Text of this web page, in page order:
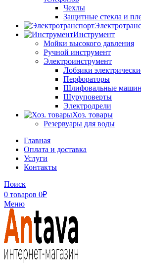
Чехлы
Защитные стекла и
Инструмент
Мойки высокого давления
Ручной инструмент
Электроинструмент
Лобзики
Перфораторы
Шлифовальные
Шуруповерты
Электродрели
Хоз. товары
Резервуары для воды
Главная
Оплата и доставка
Услуги
Контакты
Поиск
0 товаров 0₽
Меню